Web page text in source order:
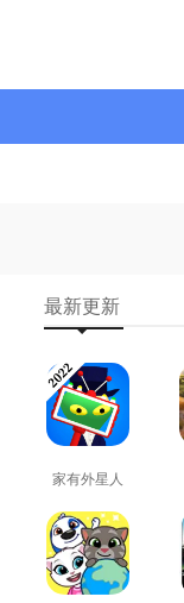
最新更新
家有外星人
免费版
查看